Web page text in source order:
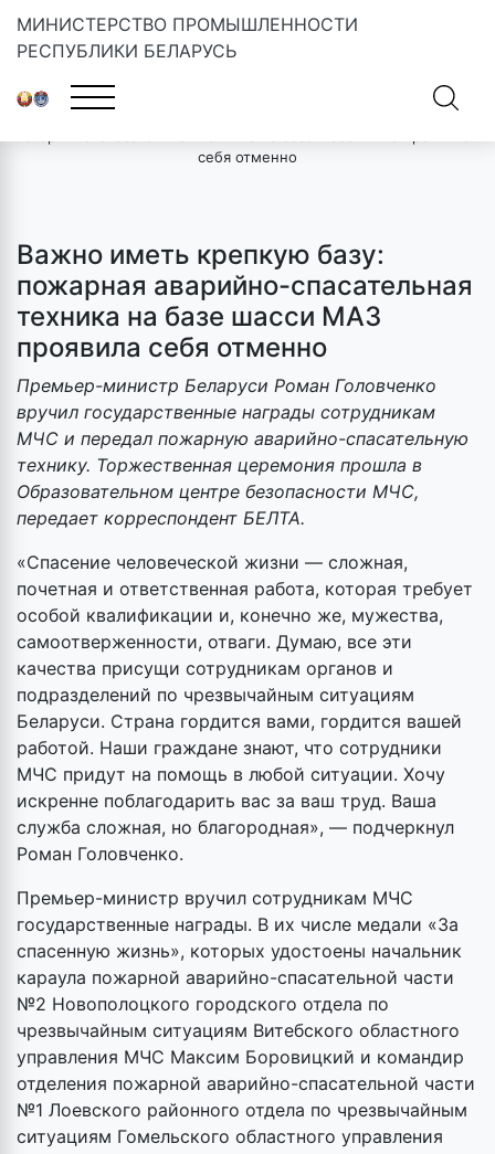
МИНИСТЕРСТВО ПРОМЫШЛЕННОСТИ
РЕСПУБЛИКИ БЕЛАРУСЬ
Главная»Новости
Важно иметь крепкую базу: пожарная
себя отменно
Важно иметь крепкую базу:
пожарная аварийно-спасательная
техника на базе шасси МАЗ
проявила себя отменно
Премьер-министр Беларуси Роман Головченко
вручил государственные награды сотрудникам
МЧС и передал пожарную аварийно-спасательную
технику. Торжественная церемония прошла в
Образовательном центре безопасности МЧС,
передает корреспондент БЕЛТА.
«Спасение человеческой жизни — сложная,
почетная и ответственная работа, которая требует
особой квалификации и, конечно же, мужества,
самоотверженности, отваги. Думаю, все эти
качества присущи сотрудникам органов и
подразделений по чрезвычайным ситуациям
Беларуси. Страна гордится вами, гордится вашей
работой. Наши граждане знают, что сотрудники
МЧС придут на помощь в любой ситуации. Хочу
искренне поблагодарить вас за ваш труд. Ваша
служба сложная, но благородная», — подчеркнул
Роман Головченко.
Премьер-министр вручил сотрудникам МЧС
государственные награды. В их числе медали «За
спасенную жизнь», которых удостоены начальник
караула пожарной аварийно-спасательной части
№2 Новополоцкого городского отдела по
чрезвычайным ситуациям Витебского областного
управления МЧС Максим Боровицкий и командир
отделения пожарной аварийно-спасательной части
№1 Лоевского районного отдела по чрезвычайным
ситуациям Гомельского областного управления